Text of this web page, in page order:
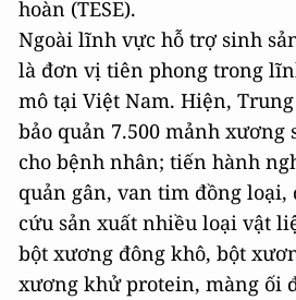
hoàn (TESE).
Ngoài lĩnh vực hỗ trợ sinh
là đơn vị tiên phong trong
mô tại Việt Nam. Hiện,
bảo quản 7.500 mảnh xương
cho bệnh nhân; tiến hành
quản gân, van tim đồng
cứu sản xuất nhiều loại vật
bột xương đông khô, bột
xương khử protein, màng ối